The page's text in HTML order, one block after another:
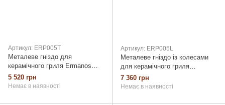
Артикул: ERP005T
Металеве гніздо для
керамічного гриля Ermanos
TED (ERP005T)
5 520 грн
Немає в наявності
Артикул: ERP005L
Металеве гніздо із колесами
для керамічного гриля
Ermanos LEO (ERP005L)
7 360 грн
Немає в наявності